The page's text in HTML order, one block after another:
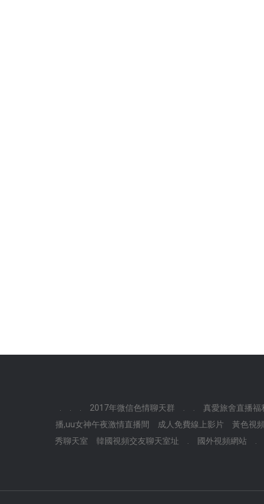
2017年微信色情聊天群 真愛旅舍直播福
播,uu女神午夜激情直播間
成人免費線上影片 黃色視
秀聊天室
韓國視頻交友聊天室址 國外視頻網站